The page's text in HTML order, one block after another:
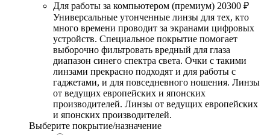
Для работы за компьютером (премиум) 20300 ₽
Универсальные утонченные линзы для тех, кто
много времени проводит за экранами цифровых
устройств. Специальное покрытие помогает
выборочно фильтровать вредный для глаза
диапазон синего спектра света. Очки с такими
линзами прекрасно подходят и для работы с
гаджетами, и для повседневного ношения. Линзы
от ведущих европейских и японских
производителей. Линзы от ведущих европейских
и японских производителей.
Выберите покрытие/назначение